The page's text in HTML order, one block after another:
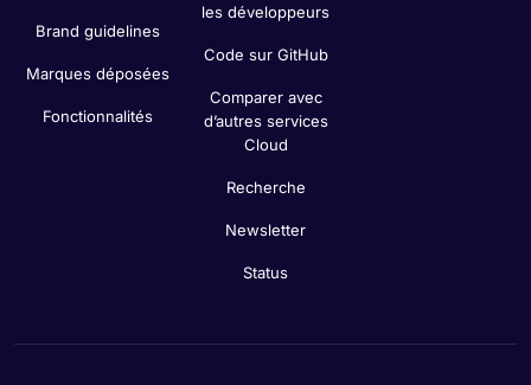
Brand guidelines
Marques déposées
Fonctionnalités
les développeurs
Code sur GitHub
Comparer avec
d’autres services
Cloud
Recherche
Newsletter
Status